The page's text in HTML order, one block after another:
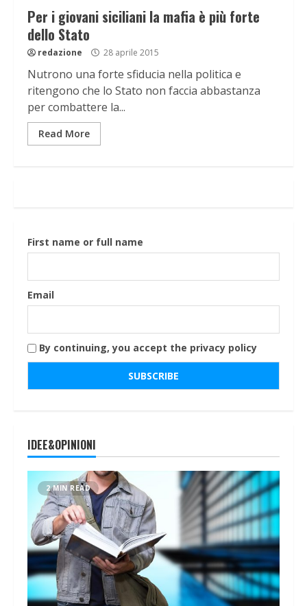
Per i giovani siciliani la mafia è più forte
dello Stato
redazione 28 aprile 2015
Nutrono una forte sfiducia nella politica e
ritengono che lo Stato non faccia abbastanza
per combattere la...
Read More
First name or full name
Email
By continuing, you accept the privacy policy
IDEE&OPINIONI
2 MIN READ